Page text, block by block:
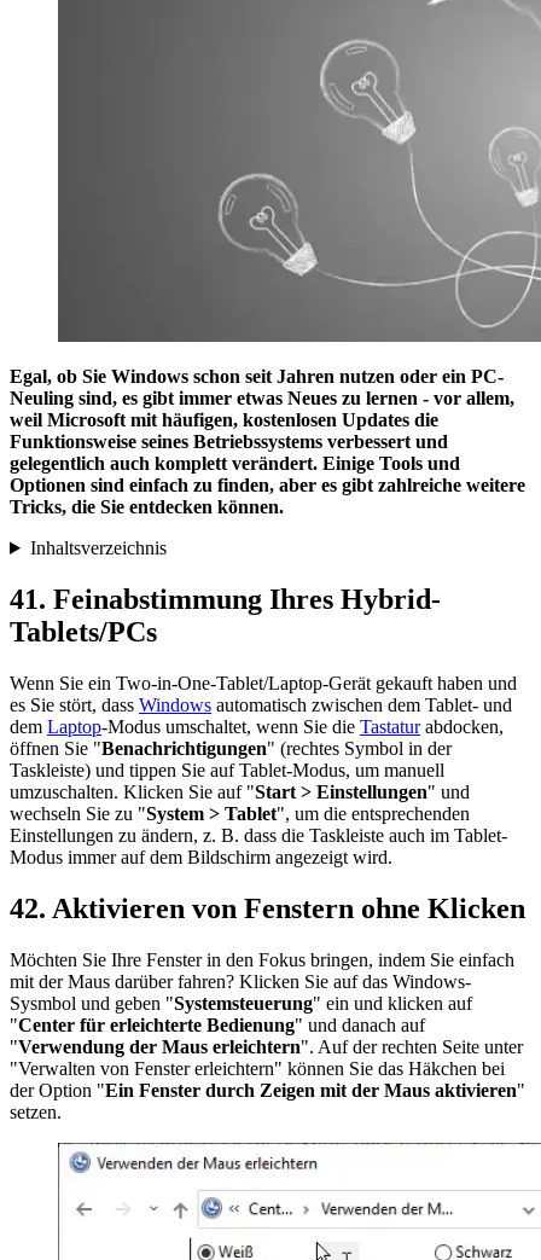
Egal, ob Sie Windows schon seit Jahren nutzen oder ein PC-
Neuling sind, es gibt immer etwas Neues zu lernen - vor allem,
weil Microsoft mit häufigen, kostenlosen Updates die
Funktionsweise seines Betriebssystems verbessert und
gelegentlich auch komplett verändert. Einige Tools und
Optionen sind einfach zu finden, aber es gibt zahlreiche weitere
Tricks, die Sie entdecken können.
Inhaltsverzeichnis
41. Feinabstimmung Ihres Hybrid-
Tablets/PCs
Wenn Sie ein Two-in-One-Tablet/Laptop-Gerät gekauft haben und
es Sie stört, dass Windows automatisch zwischen dem Tablet- und
dem Laptop-Modus umschaltet, wenn Sie die Tastaturabdocken,
öffnen Sie "Benachrichtigungen" (rechtes Symbol in der
Taskleiste) und tippen Sie auf Tablet-Modus, um manuell
umzuschalten. Klicken Sie auf "Start > Einstellungen" und
wechseln Sie zu "System > Tablet", um die entsprechenden
Einstellungen zu ändern, z. B. dass die Taskleiste auch im Tablet-
Modus immer auf dem Bildschirm angezeigt wird.
42. Aktivieren von Fenstern ohne Klicken
Möchten Sie Ihre Fenster in den Fokus bringen, indem Sie einfach
mit der Maus darüber fahren? Klicken Sie auf das Windows-
Sysmbol und geben "Systemsteuerung" ein und klicken auf
"Center für erleichterte Bedienung" und danach auf
"Verwendung der Maus erleichtern". Auf der rechten Seite unter
"Verwalten von Fenster erleichtern" können Sie das Häkchen bei
der Option "Ein Fenster durch Zeigen mit der Maus aktivieren"
setzen.